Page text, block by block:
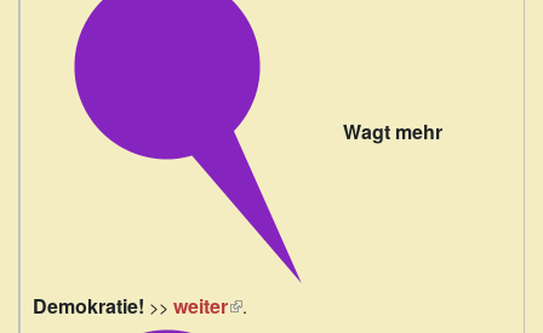
Wagt mehr
Demokratie! >> weiter(Link
.